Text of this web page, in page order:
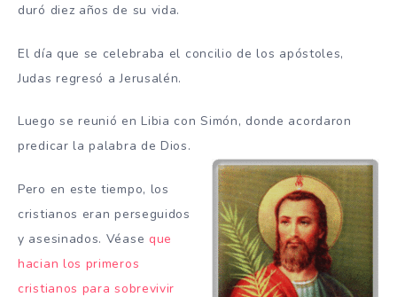
duró diez años de su vida.
El día que se celebraba el concilio de los apóstoles,
Judas regresó a Jerusalén.
Luego se reunió en Libia con Simón, donde acordaron
predicar la palabra de Dios.
Pero en este tiempo, los
cristianos eran perseguidos
y asesinados. Véase que
hacian los primeros
cristianos para sobrevivir